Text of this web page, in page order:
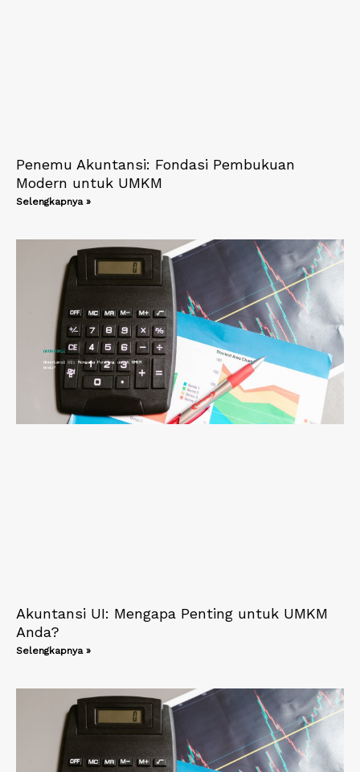
Penemu Akuntansi: Fondasi Pembukuan
Modern untuk UMKM
Selengkapnya »
Akuntansi UI: Mengapa Penting untuk UMKM
Anda?
Selengkapnya »